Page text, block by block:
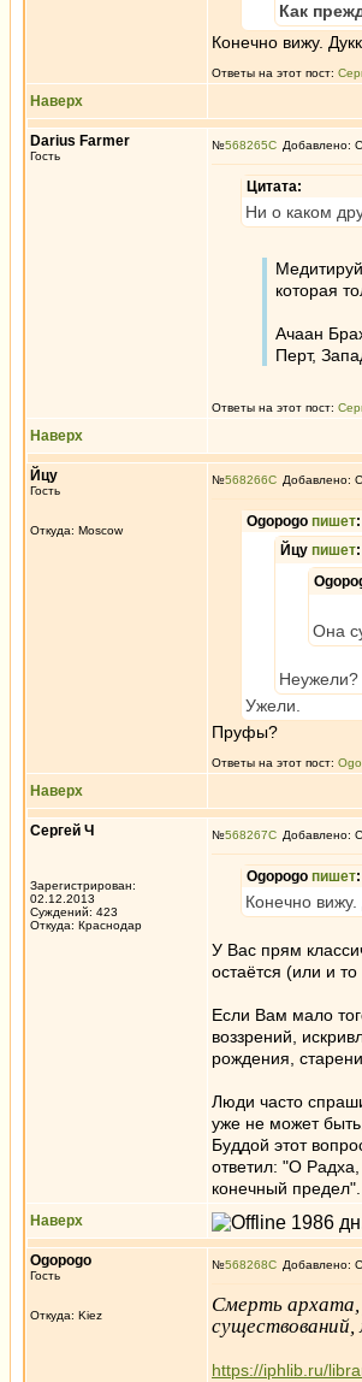
Как
Конечно вижу.
Ответы на этот пост:
Наверх
Darius Farmer
Гость
№568265 Добавлено:
Цитата:
Ни о каком
которая
Ачаан
Перт,
Ответы на этот пост:
Наверх
Йцу
Гость
Откуда: Moscow
№568266 Добавлено:
Ogopogo пишет:
Йцу пишет:
Она
Неужели?
Ужели.
Пруфы?
Ответы на этот пост:
Наверх
Сергей Ч
Зарегистрирован:
02.12.2013
Суждений: 423
Откуда: Краснодар
№568267 Добавлено:
Ogopogo пишет:
Конечно вижу.
У Вас прям
остаётся (или и
Если Вам мало
воззрений,
рождения,
Люди часто
уже не может
Буддой этот
ответил: "О
конечный предел".
Наверх
Ogopogo
Гость
Откуда: Kiez
№568268 Добавлено:
Смерть архата,
существований,
https://iphlib.ru/